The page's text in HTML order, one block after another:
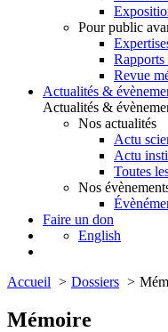
Pour public
Rapports
Revue
Actualités &
Actualités &
Nos actualités
Actu
Actu
Toutes
Nos
Faire un don
English
Accueil Dossiers
Mémoire